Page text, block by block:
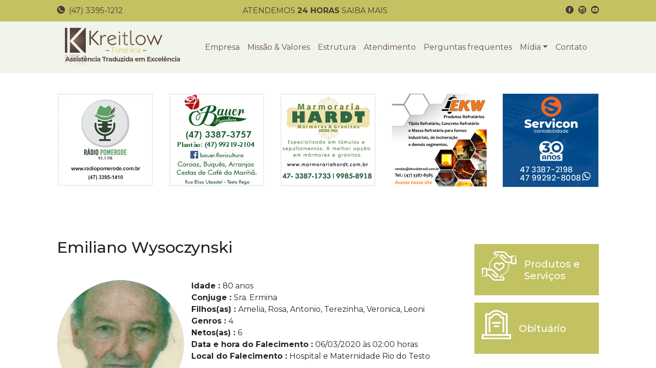
(47) 3395-1212 ATENDEMOS 24 HORAS SAIBA MAIS
Empresa Missão & Valores Estrutura Atendimento Perguntas frequentes Mídia Contato
Emiliano Wysoczynski
Idade : 80 anos
Conjuge : Sra. Ermina
Filhos(as) : Amelia, Rosa, Antonio, Terezinha, Veronica, Leoni
Genros : 4
Netos(as) : 6
Data e hora do Falecimento : 06/03/2020 às 02:00 horas
Local do Falecimento : Hospital e Maternidade Rio do Testo
Produtos e
Serviços
Obituário